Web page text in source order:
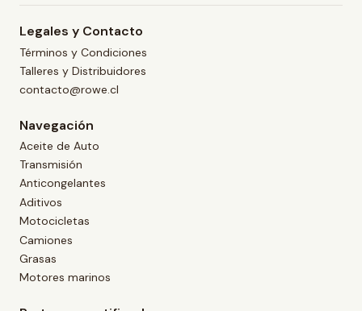
Legales y Contacto
Términos y Condiciones
Talleres y Distribuidores
contacto@rowe.cl
Navegación
Aceite de Auto
Transmisión
Anticongelantes
Aditivos
Motocicletas
Camiones
Grasas
Motores marinos